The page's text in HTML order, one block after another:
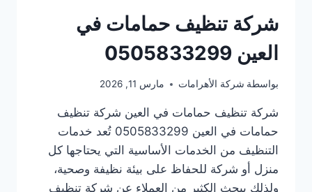
شركة تنظيف حمامات في
العين 0505833299
بواسطة شركة الأهرامات مارس 11, 2026
شركة تنظيف حمامات في العين شركة تنظيف
حمامات في العين 0505833299 تُعد خدمات
التنظيف من الخدمات الأساسية التي يحتاجها كل
منزل أو شركة للحفاظ على بيئة نظيفة وصحية،
ولذلك يبحث الكثير من العملاء عن شركة تنظيف